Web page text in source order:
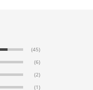
(45)
(6)
(2)
(1)